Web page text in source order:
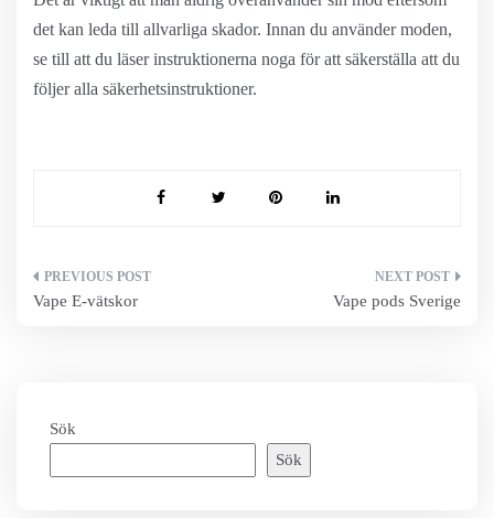
det kan leda till allvarliga skador. Innan du använder moden,
se till att du läser instruktionerna noga för att säkerställa att du
följer alla säkerhetsinstruktioner.
Inläggsnavigering
Vape E-vätskor Vape pods Sverige
Sök
Sök